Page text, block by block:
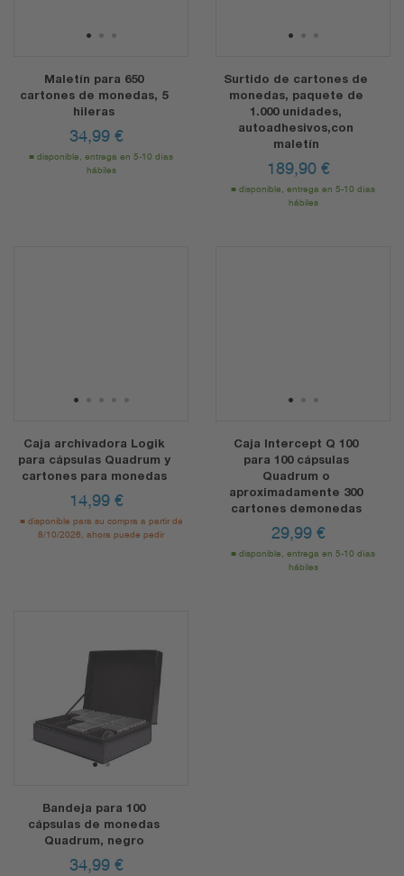
1 2 3
Maletín para 650
cartones de monedas, 5
hileras
34,99 €
disponible, entrega en 5-10 días
hábiles
1 2 3
Surtido de cartones de
monedas, paquete de
1.000 unidades,
autoadhesivos,con
maletín
189,90 €
disponible, entrega en 5-10 días
hábiles
1 2 3 4 5
Caja archivadora Logik
para cápsulas Quadrum y
cartones para monedas
14,99 €
disponible para su compra a partir de
8/10/2026, ahora puede pedir
1 2 3
Caja Intercept Q 100
para 100 cápsulas
Quadrum o
aproximadamente 300
cartones demonedas
29,99 €
disponible, entrega en 5-10 días
hábiles
12
Bandeja para 100
cápsulas de monedas
Quadrum, negro
34,99 €